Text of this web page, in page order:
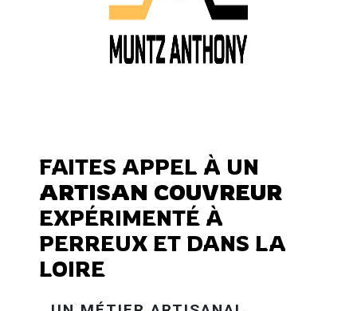
FAITES APPEL À UN
ARTISAN COUVREUR
EXPÉRIMENTÉ À
PERREUX ET DANS LA
LOIRE